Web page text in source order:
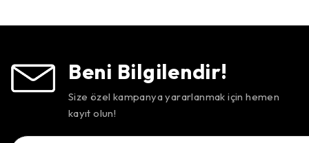
Beni Bilgilendir!
Size özel kampanya yararlanmak için hemen
kayıt olun!